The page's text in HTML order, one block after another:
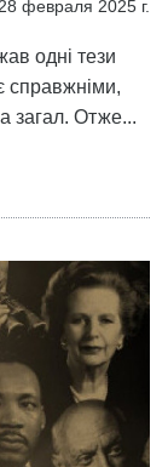
28 февраля 2025 г.
одні тези
справжніми,
загал. Отже...